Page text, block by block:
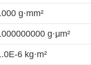
g·mm²
g·μm²
6 kg·m²